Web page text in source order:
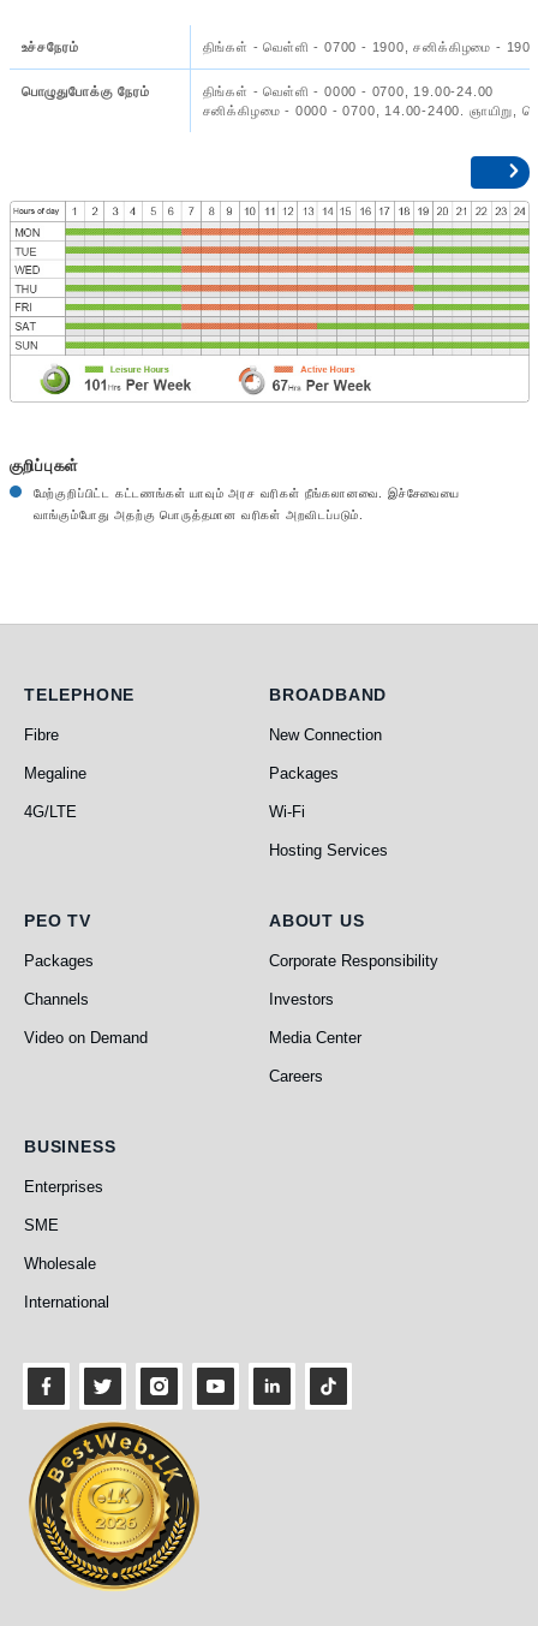
உச்சநேரம் திங்கள் - வெள்ளி - 0700 - 1900, சனிக்கிழமை -
பொழுதுபோக்கு நேரம்
திங்கள் - வெள்ளி - 0000 - 0700, 19.00-24.00
சனிக்கிழமை - 0000 - 0700, 14.00-2400. ஞாயிறு,
குறிப்புகள்
மேற்குறிப்பிட்ட கட்டணங்கள் யாவும் அரச வரிகள் நீங்கலானவை. இச்சேவையை
வாங்கும்போது அதற்கு பொருத்தமான வரிகள் அறவிடப்படும்.
Telephone
TELEPHONE
Fibre
Megaline
4G/LTE
Broadband
BROADBAND
New Connection
Packages
Wi-Fi
Hosting Services
PEO TV
PEO TV
Packages
Channels
Video on Demand
About Us
ABOUT US
Corporate Responsibility
Investors
Media Center
Careers
Business
BUSINESS
Enterprises
SME
Wholesale
International